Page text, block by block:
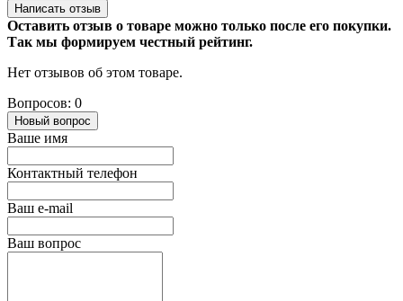
Написать отзыв
Оставить отзыв о товаре можно только после его покупки.
Так мы формируем честный рейтинг.
Нет отзывов об этом товаре.
Вопросов: 0
Новый вопрос
Ваше имя
Контактный телефон
Ваш e-mail
Ваш вопрос